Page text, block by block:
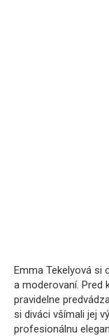
Emma Tekelyová si
a moderovaní. Pred
pravidelne
si diváci všímali jej
profesionálnu